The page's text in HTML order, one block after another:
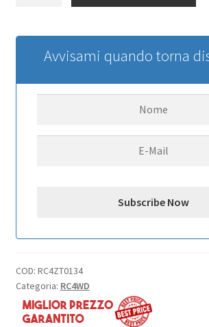
Tire
RC4WD
Barcode
Avvisami quando torna
COD: RC4ZT0134
Categoria: RC4WD